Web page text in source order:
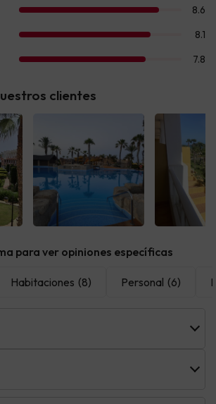
clientes
para ver opiniones específicas
Habitaciones (8) Personal (6)